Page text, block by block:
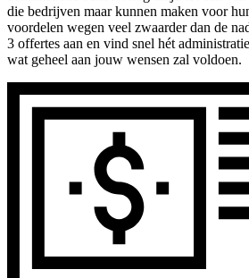
die bedrijven maar kunnen maken voor
voordelen wegen veel zwaarder dan de
3 offertes aan en vind snel hét
wat geheel aan jouw wensen zal voldoen.